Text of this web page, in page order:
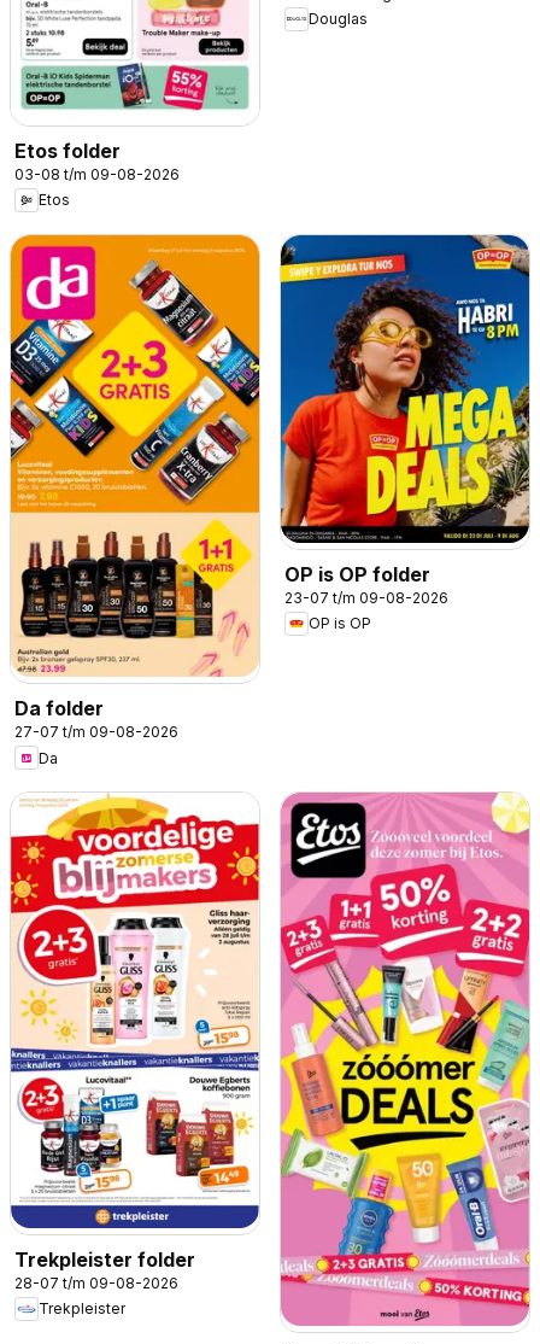
Etos folder
03-08 t/m 09-08-2026
Etos
Douglas
Da folder
27-07 t/m 09-08-2026
Da
OP is OP folder
23-07 t/m 09-08-2026
OP is OP
Trekpleister folder
28-07 t/m 09-08-2026
Trekpleister